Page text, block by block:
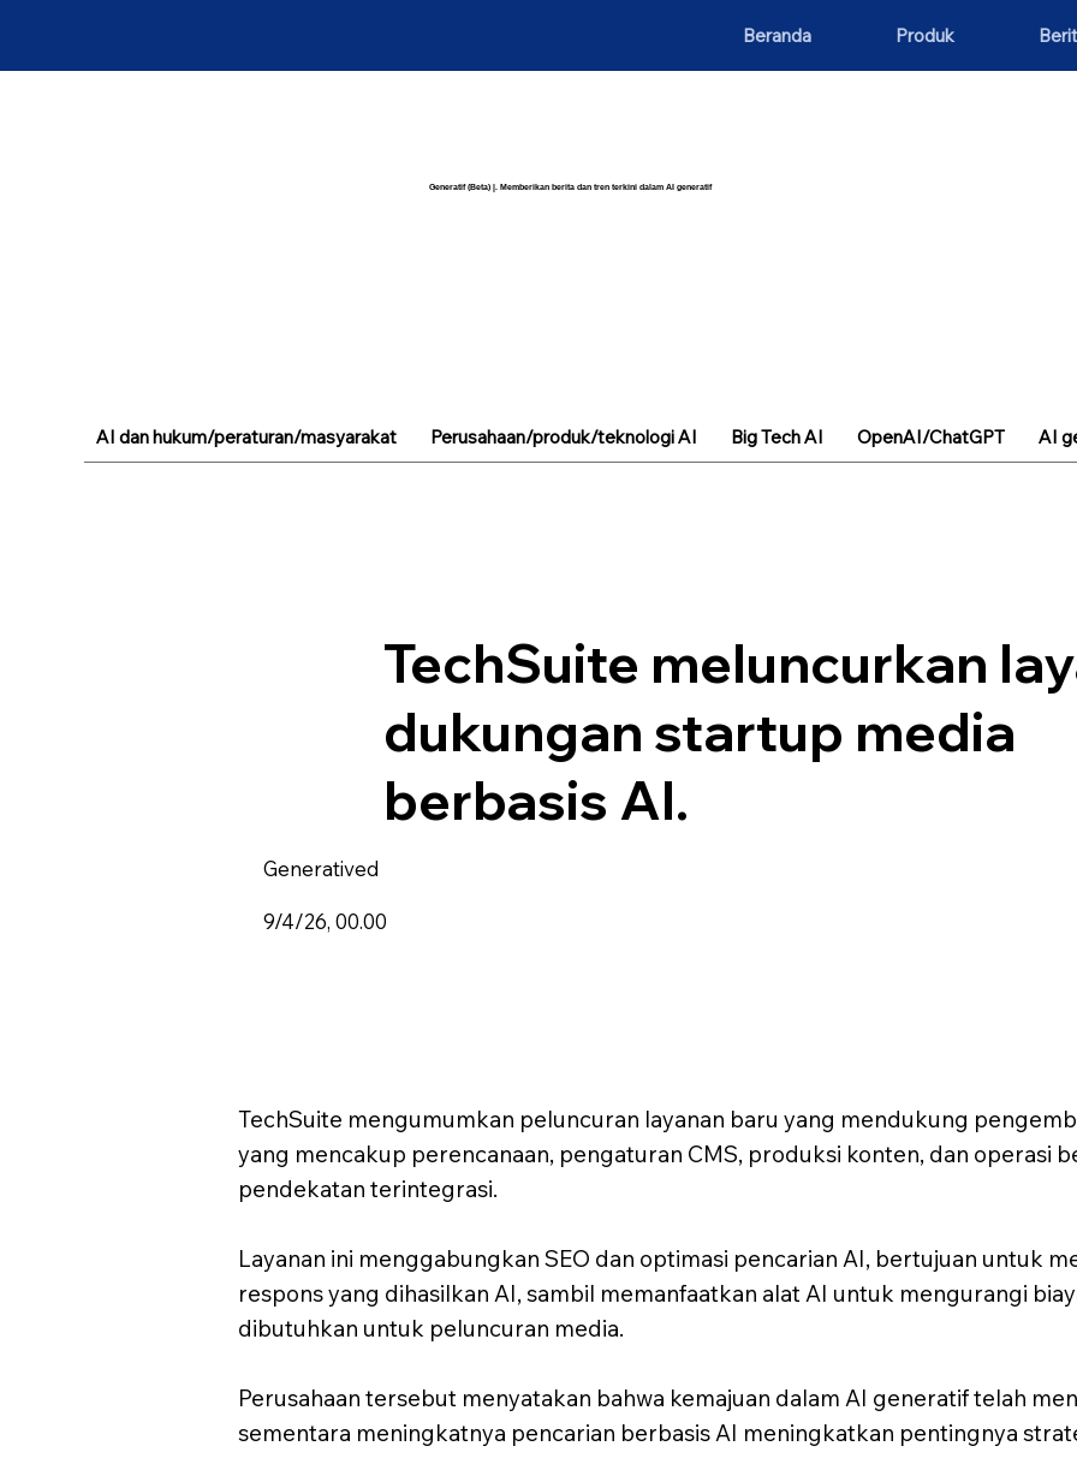
Beranda Produk
Generatif (Beta) |. Memberikan berita dan tren terkini dalam AI generatif
TechSuite meluncurkan
dukungan startup media
berbasis AI.
Generatived
9/4/26, 00.00
TechSuite mengumumkan peluncuran layanan baru yang mendukung
yang mencakup perencanaan, pengaturan CMS, produksi konten, dan operasi
pendekatan terintegrasi.
Layanan ini menggabungkan SEO dan optimasi pencarian AI, bertujuan untuk
respons yang dihasilkan AI, sambil memanfaatkan alat AI untuk mengurangi
dibutuhkan untuk peluncuran media.
Perusahaan tersebut menyatakan bahwa kemajuan dalam AI generatif telah
sementara meningkatnya pencarian berbasis AI meningkatkan pentingnya
AI dan hukum/peraturan/masyarakat Perusahaan/produk/teknologi AI Big Tech AI OpenAI/ChatGPT AI